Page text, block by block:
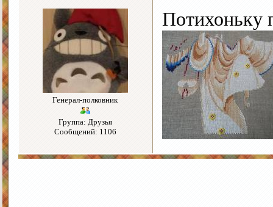
Генерал-полковник
Группа: Друзья
Сообщений: 1106
Потихоньку